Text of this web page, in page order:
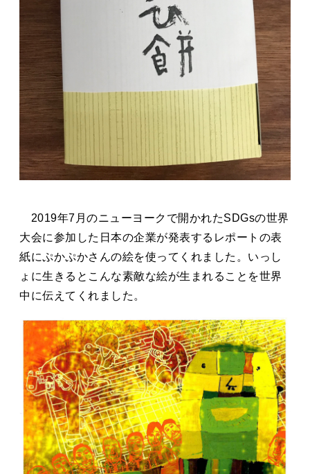
2019年7月のニューヨークで開かれたSDGsの世界
大会に参加した日本の企業が発表するレポートの表
紙にぷかぷかさんの絵を使ってくれました。いっし
ょに生きるとこんな素敵な絵が生まれることを世界
中に伝えてくれました。